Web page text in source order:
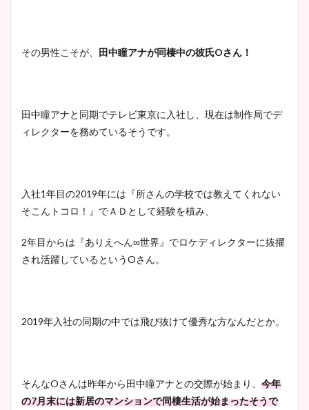
その男性こそが、 田中瞳アナが同棲中の彼氏Oさん！
田中瞳アナと同期でテレビ東京に入社し、現在は制作局でデ
ィレクターを務めているそうです。
入社1年目の2019年には『所さんの学校では教えてくれない
そこんトコロ！』でＡＤとして経験を積み、
2年目からは『ありえへん∞世界』でロケディレクターに抜擢
され活躍しているというOさん。
2019年入社の同期の中では飛び抜けて優秀な方なんだとか。
そんなOさんは昨年から田中瞳アナとの交際が始まり、 今年
の7月末には新居のマンションで同棲生活が始まったそうで